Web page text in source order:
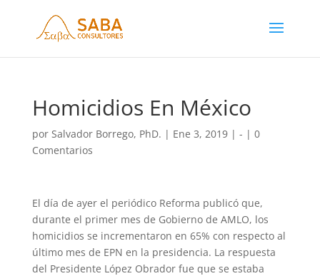
Homicidios En México
por Salvador Borrego, PhD. | Ene 3, 2019| - | 0
Comentarios
El día de ayer el periódico Reforma publicó que,
durante el primer mes de Gobierno de AMLO, los
homicidios se incrementaron en 65% con respecto al
último mes de EPN en la presidencia. La respuesta
del Presidente López Obrador fue que se estaba